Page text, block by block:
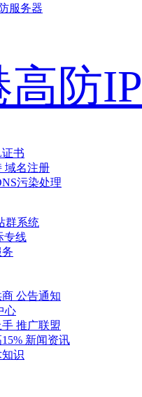
服务器
高防IP
证书
域名注册
污染处理
群系统
专线
商 公告通知
心
手 推广联盟
新闻资讯
识